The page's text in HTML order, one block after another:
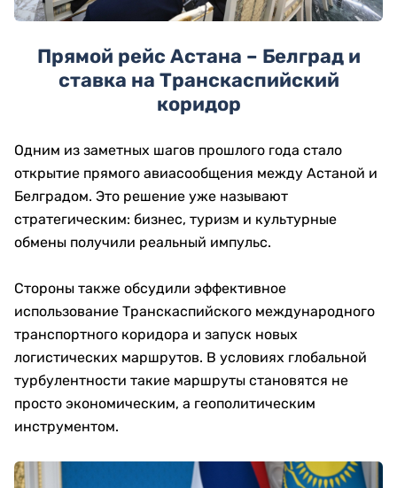
Прямой рейс Астана – Белград и
ставка на Транскаспийский
коридор
Одним из заметных шагов прошлого года стало
открытие прямого авиасообщения между Астаной и
Белградом. Это решение уже называют
стратегическим: бизнес, туризм и культурные
обмены получили реальный импульс.
Стороны также обсудили эффективное
использование Транскаспийского международного
транспортного коридора и запуск новых
логистических маршрутов. В условиях глобальной
турбулентности такие маршруты становятся не
просто экономическим, а геополитическим
инструментом.